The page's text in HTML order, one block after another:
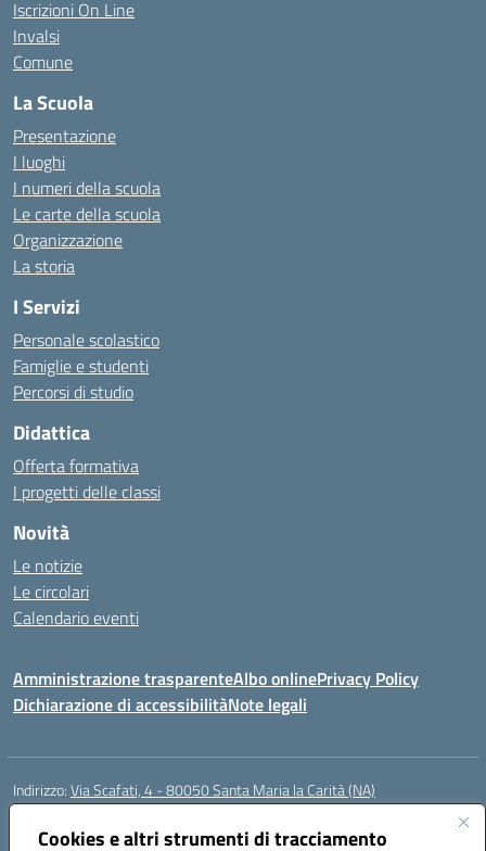
Cookies e altri strumenti di tracciamento
Iscrizioni On Line
Invalsi
Comune
La Scuola
Presentazione
I luoghi
I numeri della scuola
Le carte della scuola
Organizzazione
La storia
I Servizi
Personale scolastico
Famiglie e studenti
Percorsi di studio
Didattica
Offerta formativa
I progetti delle classi
Novità
Le notizie
Le circolari
Calendario eventi
Amministrazione trasparenteAlbo onlinePrivacy Policy
Dichiarazione di accessibilitàNote legali
Indirizzo:Via Scafati, 4 - 80050 Santa Maria la Carità (NA)
Centralino:
Posta elettronica certificata (PEC):NAEE21900T@pec.istruzione.it